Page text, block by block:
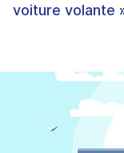
voiture volante